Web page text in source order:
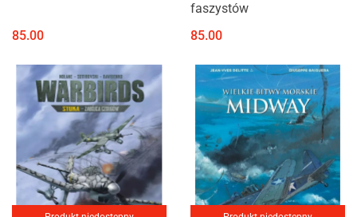
85.00
faszystów
85.00